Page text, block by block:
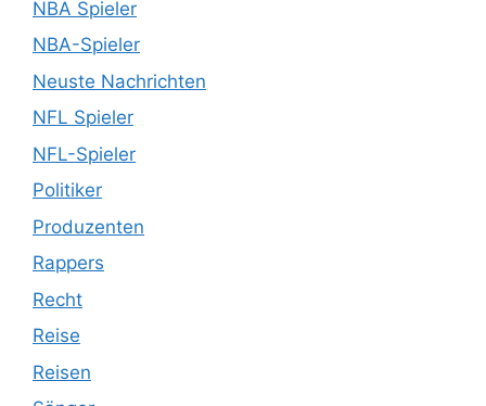
NBA Spieler
NBA-Spieler
Neuste Nachrichten
NFL Spieler
NFL-Spieler
Politiker
Produzenten
Rappers
Recht
Reise
Reisen